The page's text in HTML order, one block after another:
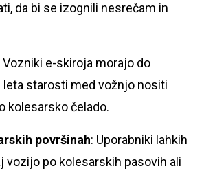
da bi se izognili nesrečam in
Vozniki e-skiroja morajo do
leta starosti med vožnjo nositi
kolesarsko čelado.
površinah: Uporabniki lahkih
vozijo po kolesarskih pasovih ali